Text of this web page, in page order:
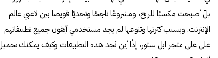
بلّ أصبحت مكسبًا للربح، ومشروعًا ناجحًا وتحديًا قويصا بين لاعبي عالم
الإنترنت. وبسبب كثرتها وتنوعها لم يجد مستخدمي آيفون جميع تطبيقاتهم
على على متجر ابل ستور، إذًا أين نَجد هذه التطبيقات وكيف يمكنك